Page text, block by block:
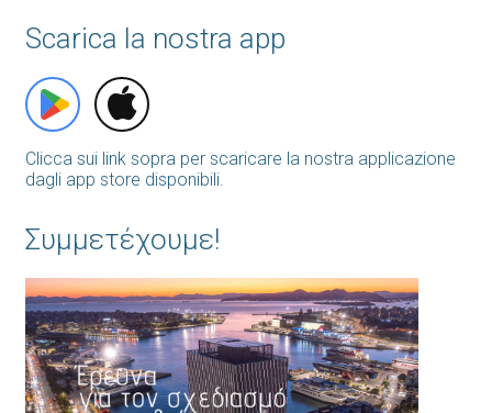
Scarica la nostra app
Clicca sui link sopra per scaricare la nostra applicazione
dagli app store disponibili.
Συμμετέχουμε!